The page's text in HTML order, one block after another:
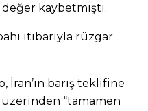
değer kaybetmişti.
itibarıyla rüzgar
İran’ın barış teklifine
üzerinden “tamamen